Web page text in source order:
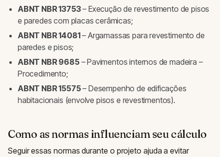
ABNT NBR 13753– Execução de revestimento de pisos
e paredes com placas cerâmicas;
ABNT NBR 14081– Argamassas para revestimento de
paredes e pisos;
ABNT NBR 9685– Pavimentos internos de madeira –
Procedimento;
ABNT NBR 15575– Desempenho de edificações
habitacionais (envolve pisos e revestimentos).
Como as normas influenciam seu cálculo
Seguir essas normas durante o projeto ajuda a evitar